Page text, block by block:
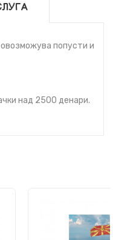
овозможува попусти и
над 2500 денари.